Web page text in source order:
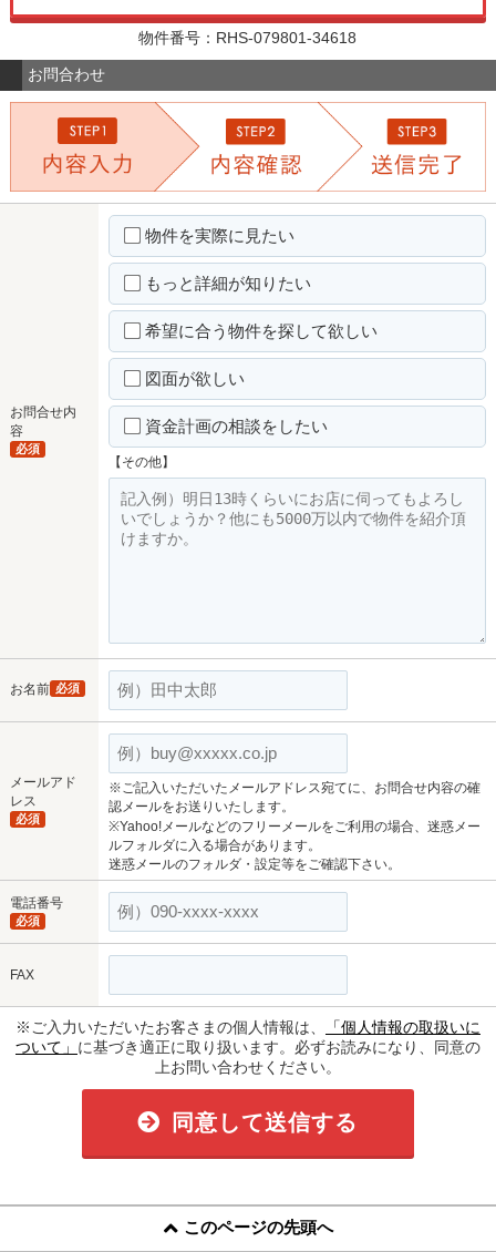
物件番号：RHS-079801-34618
お問合わせ
お問合せ内
容
必須
物件を実際に見たい
もっと詳細が知りたい
希望に合う物件を探して欲しい
図面が欲しい
資金計画の相談をしたい
【その他】
お名前 必須
メールアド
レス
必須
※ご記入いただいたメールアドレス宛てに、お問合せ内容の確
認メールをお送りいたします。
※Yahoo!メールなどのフリーメールをご利用の場合、迷惑メー
ルフォルダに入る場合があります。
迷惑メールのフォルダ・設定等をご確認下さい。
電話番号
必須
FAX
※ご入力いただいたお客さまの個人情報は、
「個人情報の取扱いに
ついて」 に基づき適正に取り扱います。必ずお読みになり、同意の
上お問い合わせください。
同意して送信する
このページの先頭へ